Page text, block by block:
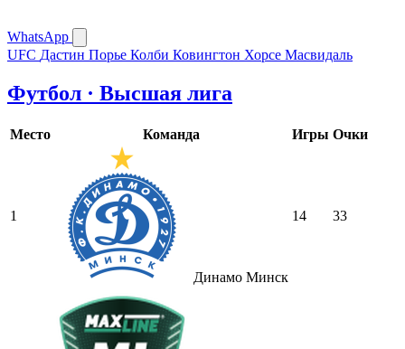
WhatsApp
UFC Дастин Порье Колби Ковингтон Хорсе Масвидаль
Футбол · Высшая лига
Место Команда Игры Очки
1
Динамо Минск
14 33